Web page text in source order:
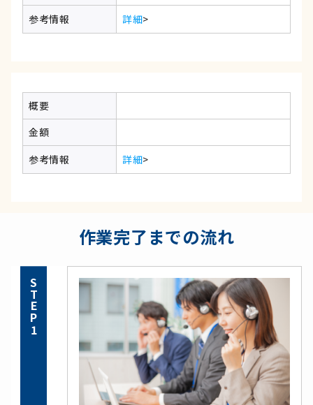
参考情報
詳細>
概要
金額
参考情報
詳細>
作業完了までの流れ
STEP1